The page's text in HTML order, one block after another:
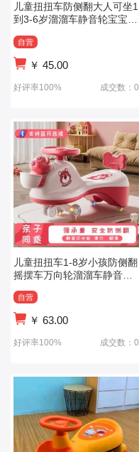
儿童扭扭车防侧翻大人可坐1
到3-6岁溜溜车静音轮宝宝摇
自营
￥ 45.00
好评率100% 成交数：0
儿童扭扭车1-8岁小孩防侧翻
摇摆车万向轮溜溜车静音轮
自营
￥ 63.00
好评率100% 成交数：0